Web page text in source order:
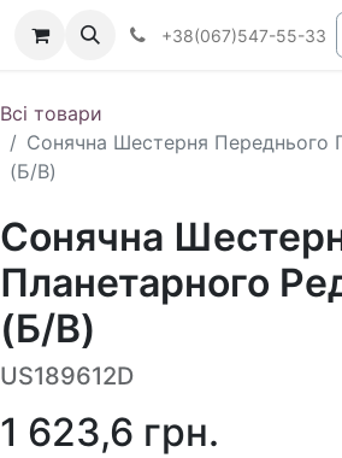
+38(067)547-55-33
Всі товари
Сонячна Шестерня Переднього
(Б/В)
Сонячна
Планетарного
(Б/В)
US189612D
1 623,6 грн.